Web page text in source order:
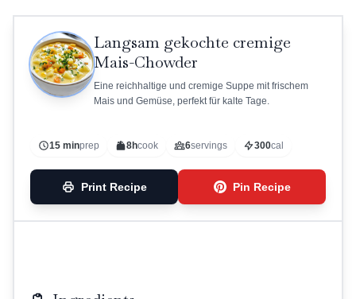
Langsam gekochte cremige
Mais-Chowder
Eine reichhaltige und cremige Suppe mit frischem
Mais und Gemüse, perfekt für kalte Tage.
15 minprep 8hcook 6servings 300cal
Print Recipe Pin Recipe